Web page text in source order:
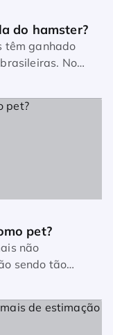
do hamster?
têm ganhado
No
vida saudável
[…]
pet?
não
sendo tão
bichos exóticos
cuidados